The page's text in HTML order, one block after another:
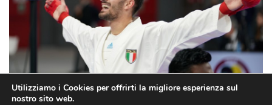
Utilizziamo i Cookies per offrirti la migliore esperienza sul
nostro sito web.